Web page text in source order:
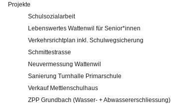
Projekte
Schulsozialarbeit
Lebenswertes Wattenwil für Senior*innen
Verkehrsrichtplan inkl. Schulwegsicherung
Schmittestrasse
Neuvermessung Wattenwil
Sanierung Turnhalle Primarschule
Verkauf Mettlenschulhaus
ZPP Grundbach (Wasser- + Abwassererschliessung)